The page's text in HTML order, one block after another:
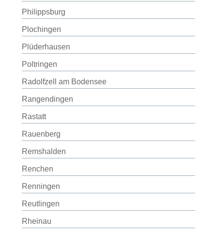
Philippsburg
Plochingen
Plüderhausen
Poltringen
Radolfzell am Bodensee
Rangendingen
Rastatt
Rauenberg
Remshalden
Renchen
Renningen
Reutlingen
Rheinau